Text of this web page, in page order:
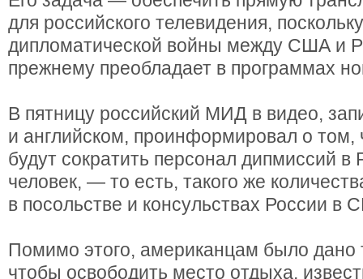
для российского телевидения,
дипломатической войны между США и
прежнему преобладает в программах
В пятницу российский МИД в видео,
и английском, проинформировал о
будут сократить персонал дипмиссий в
человек, — то есть, такого же
в посольстве и консульствах России в
Помимо этого, американцам было дано
чтобы освободить место отдыха,